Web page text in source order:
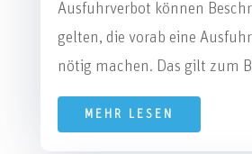
Ausfuhrverbot können
gelten, die vorab eine
nötig machen. Das gilt zum
MEHR LESEN